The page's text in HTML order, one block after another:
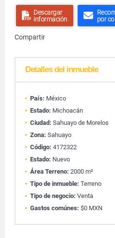
Descargar
información
por
Compartir
Detalles del inmueble
País: México
Estado: Michoacán
Ciudad: Sahuayo de Morelos
Zona: Sahuayo
Código: 4172322
Estado: Nuevo
Área Terreno: 2000 m²
Tipo de inmueble: Terreno
Tipo de negocio: Venta
Gastos comúnes: $0 MXN